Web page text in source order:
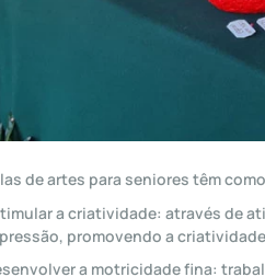
de artes para seniores têm
a criatividade: através de
promovendo a
a motricidade fina: